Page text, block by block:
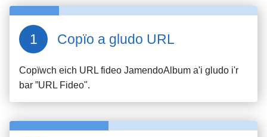
Copïo a gludo URL
Copïwch eich URL fideo JamendoAlbum a'i gludo i'r
bar ”URL Fideo".